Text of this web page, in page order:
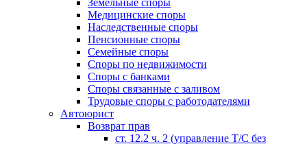
Земельные споры
Медицинские споры
Наследственные споры
Пенсионные споры
Семейные споры
Cпоры по недвижимости
Споры с банками
Споры связанные с заливом
Трудовые споры с работодателями
Автоюрист
Возврат прав
ст. 12.2 ч. 2 (управление Т/С без